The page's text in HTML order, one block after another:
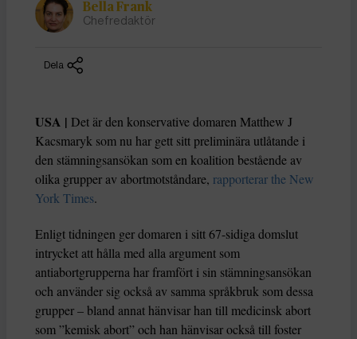
Bella Frank
Chefredaktör
Dela
USA | Det är den konservative domaren Matthew J
Kacsmaryk som nu har gett sitt preliminära utlåtande i
den stämningsansökan som en koalition bestående av
olika grupper av abortmotståndare, rapporterar the New
York Times.
Enligt tidningen ger domaren i sitt 67-sidiga domslut
intrycket att hålla med alla argument som
antiabortgrupperna har framfört i sin stämningsansökan
och använder sig också av samma språkbruk som dessa
grupper – bland annat hänvisar han till medicinsk abort
som ”kemisk abort” och han hänvisar också till foster